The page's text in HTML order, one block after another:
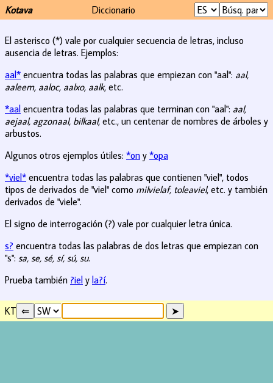
Kotava Diccionario
El asterisco (*) vale por cualquier secuencia de letras, incluso
ausencia de letras. Ejemplos:
aal* encuentra todas las palabras que empiezan con "aal": aal,
aaleem, aaloc, aalxo, aalk, etc.
*aal encuentra todas las palabras que terminan con "aal": aal,
aejaal, agzonaal, bilkaal, etc., un centenar de nombres de árboles y
arbustos.
Algunos otros ejemplos útiles: *on y *opa
*viel* encuentra todas las palabras que contienen "viel", todos
tipos de derivados de "viel" como milvielaf, toleaviel, etc. y también
derivados de "viele".
El signo de interrogación (?) vale por cualquier letra única.
s? encuentra todas las palabras de dos letras que empiezan con
"s": sa, se, sé, sí, sú, su.
Prueba también ?iel y la?í.
KT